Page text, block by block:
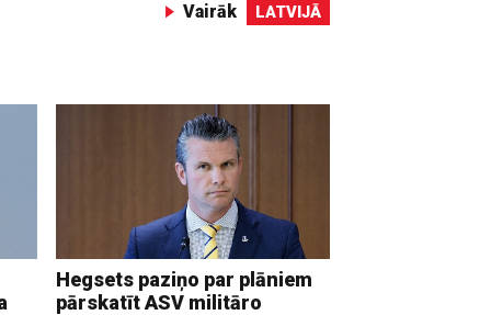
Vairāk LATVIJĀ
Hegsets paziņo par plāniem
pārskatīt ASV militāro